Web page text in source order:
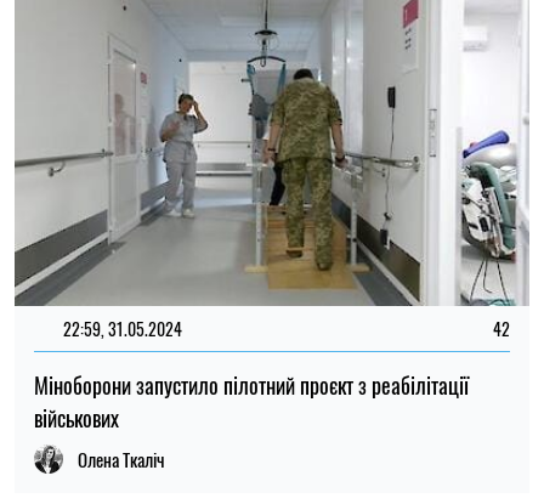
22:59, 31.05.2024 42
Міноборони запустило пілотний проєкт з реабілітації
військових
Олена Ткаліч